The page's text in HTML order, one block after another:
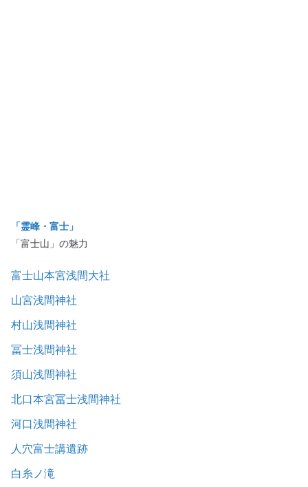
「霊峰・富士」
「富士山」の魅力
富士山本宮浅間大社
山宮浅間神社
村山浅間神社
冨士浅間神社
須山浅間神社
北口本宮冨士浅間神社
河口浅間神社
人穴富士講遺跡
白糸ノ滝